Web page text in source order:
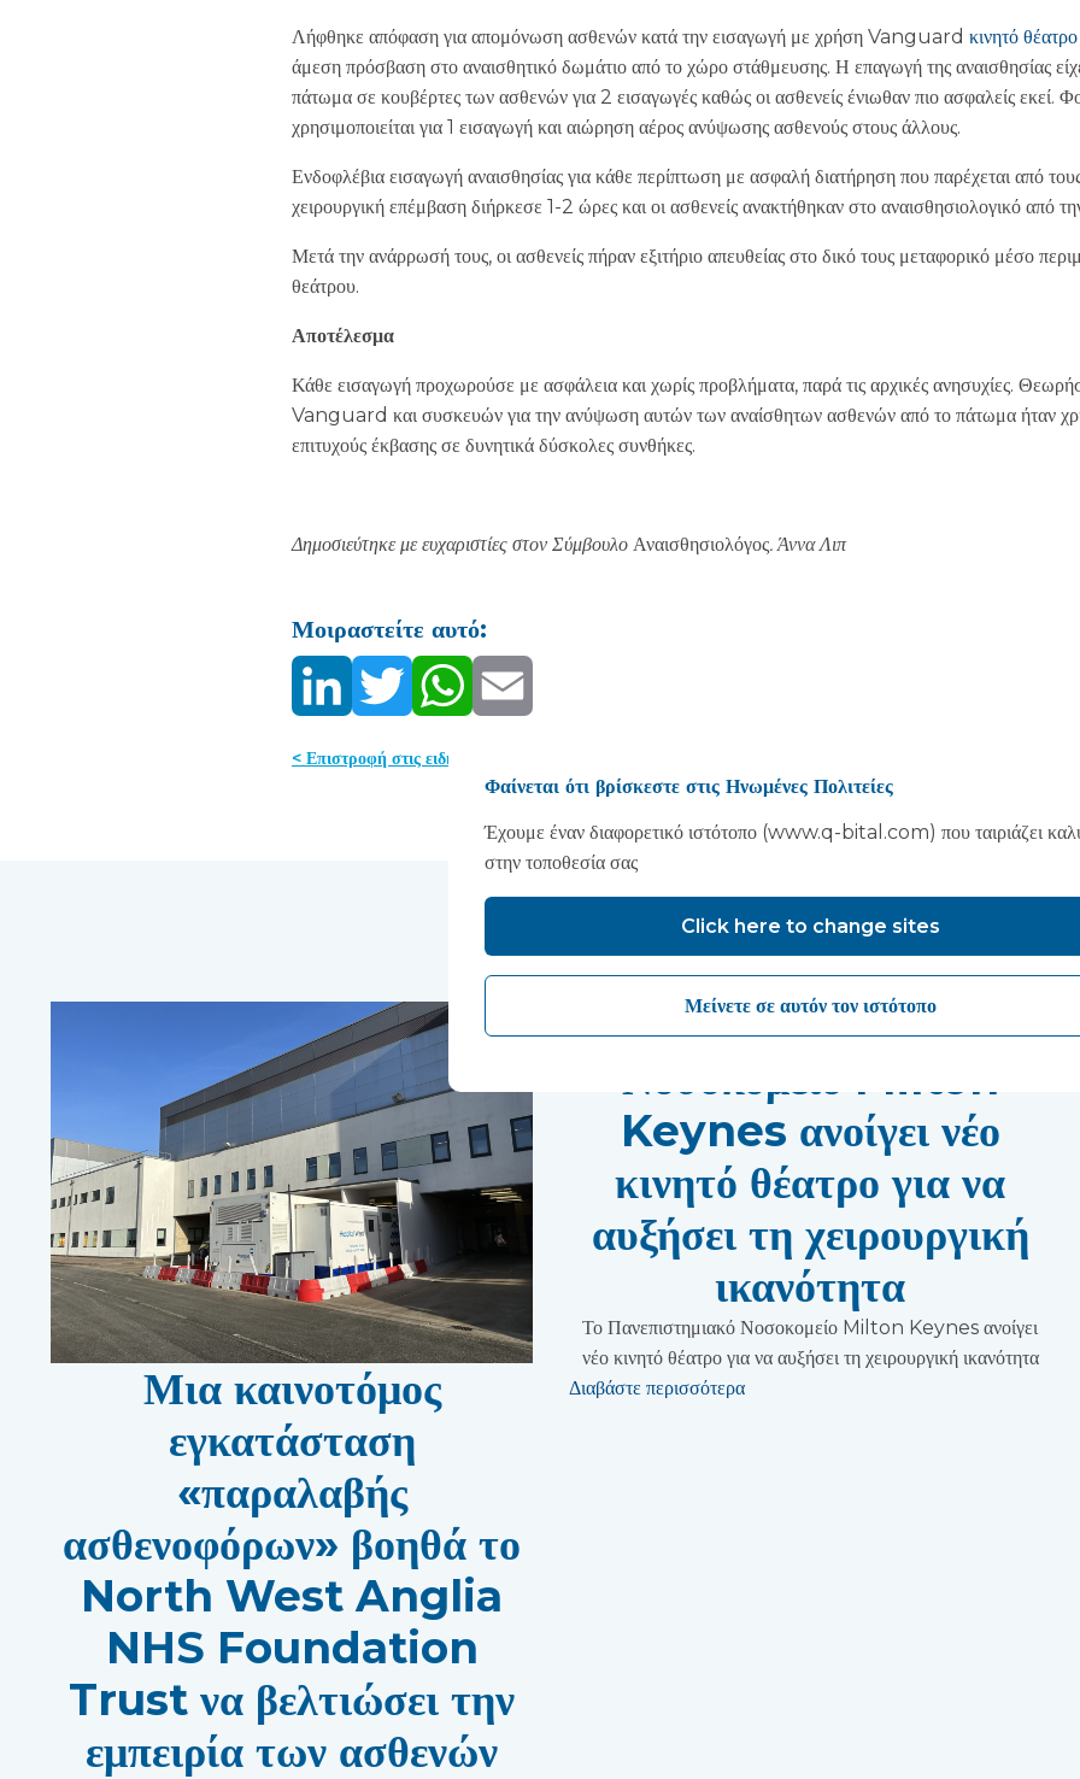
Λήφθηκε απόφαση για απομόνωση ασθενών κατά την εισαγωγή με χρήση Vanguard κινητό θέατρο
άμεση πρόσβαση στο αναισθητικό δωμάτιο από το χώρο στάθμευσης. Η επαγωγή της αναισθησίας
πάτωμα σε κουβέρτες των ασθενών για 2 εισαγωγές καθώς οι ασθενείς ένιωθαν πιο ασφαλείς εκεί.
χρησιμοποιείται για 1 εισαγωγή και αιώρηση αέρος ανύψωσης ασθενούς στους άλλους.
Ενδοφλέβια εισαγωγή αναισθησίας για κάθε περίπτωση με ασφαλή διατήρηση που παρέχεται από
χειρουργική επέμβαση διήρκεσε 1-2 ώρες και οι ασθενείς ανακτήθηκαν στο αναισθησιολογικό από
Μετά την ανάρρωσή τους, οι ασθενείς πήραν εξιτήριο απευθείας στο δικό τους μεταφορικό μέσο
θεάτρου.
Αποτέλεσμα
Κάθε εισαγωγή προχωρούσε με ασφάλεια και χωρίς προβλήματα, παρά τις αρχικές ανησυχίες.
Vanguard και συσκευών για την ανύψωση αυτών των αναίσθητων ασθενών από το πάτωμα ήταν
επιτυχούς έκβασης σε δυνητικά δύσκολες συνθήκες.
Δημοσιεύτηκε με ευχαριστίες στον Σύμβουλο Αναισθησιολόγος. Άννα Λιπ
Μοιραστείτε αυτό:
< Επιστροφή στις ειδήσεις
Μπορεί να σου αρέσει
Μια καινοτόμος
εγκατάσταση
«παραλαβής
ασθενοφόρων» βοηθά το
North West Anglia
NHS Foundation
Trust να βελτιώσει την
εμπειρία των ασθενών
Το Πανεπιστημιακό
Νοσοκομείο Milton
Keynes ανοίγει νέο
κινητό θέατρο για να
αυξήσει τη χειρουργική
ικανότητα
Το Πανεπιστημιακό Νοσοκομείο Milton Keynes ανοίγει
νέο κινητό θέατρο για να αυξήσει τη χειρουργική ικανότητα
Διαβάστε περισσότερα
Φαίνεται ότι βρίσκεστε στις Ηνωμένες Πολιτείες
Έχουμε έναν διαφορετικό ιστότοπο (www.q-bital.com) που ταιριάζει
στην τοποθεσία σας
Click here to change sites
Μείνετε σε αυτόν τον ιστότοπο